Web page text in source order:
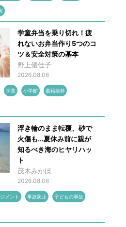
学童弁当を乗り切れ！疲
れないお弁当作り5つのコ
ツ＆安全対策の基本
野上優佳子
2026.08.06
学童 小学館 書籍抜粋
浮き輪のまま転覆、砂で
火傷も...夏休み前に親が
知るべき海のヒヤリハッ
ト
茂木みかほ
2026.08.06
メント 事故防止 子どもの事故